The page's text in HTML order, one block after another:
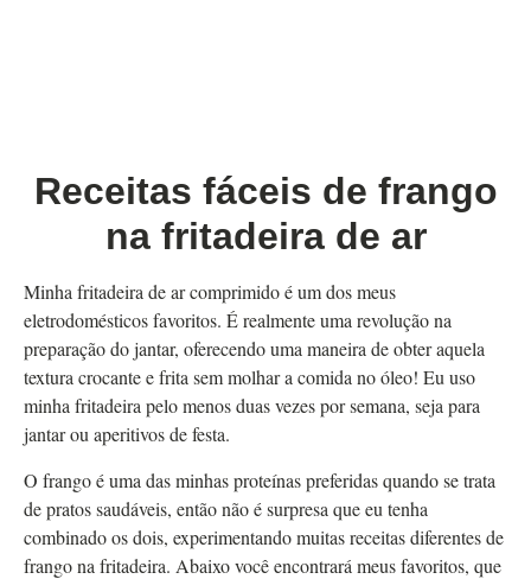
Receitas fáceis de frango
na fritadeira de ar
Minha fritadeira de ar comprimido é um dos meus
eletrodomésticos favoritos. É realmente uma revolução na
preparação do jantar, oferecendo uma maneira de obter aquela
textura crocante e frita sem molhar a comida no óleo! Eu uso
minha fritadeira pelo menos duas vezes por semana, seja para
jantar ou aperitivos de festa.
O frango é uma das minhas proteínas preferidas quando se trata
de pratos saudáveis, então não é surpresa que eu tenha
combinado os dois, experimentando muitas receitas diferentes de
frango na fritadeira. Abaixo você encontrará meus favoritos, que